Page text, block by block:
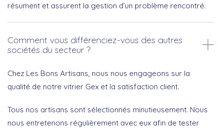
résument et assurent la gestion d’un problème rencontré.
Comment vous différenciez-vous des autres
sociétés du secteur ?
Chez Les Bons Artisans, nous nous engageons sur la
qualité de notre vitrier Gex et la satisfaction client.
Tous nos artisans sont sélectionnés minutieusement. Nous
nous entretenons régulièrement avec eux afin de tester